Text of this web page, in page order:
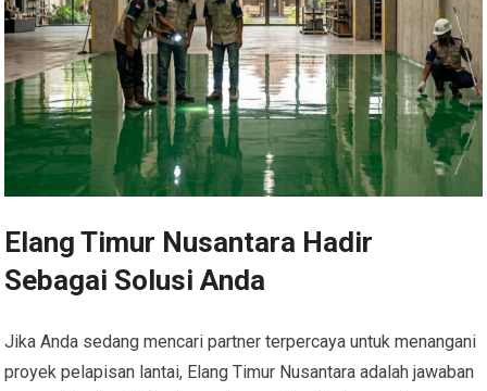
Elang Timur Nusantara Hadir
Sebagai Solusi Anda
Jika Anda sedang mencari partner terpercaya untuk menangani
proyek pelapisan lantai, Elang Timur Nusantara adalah jawaban